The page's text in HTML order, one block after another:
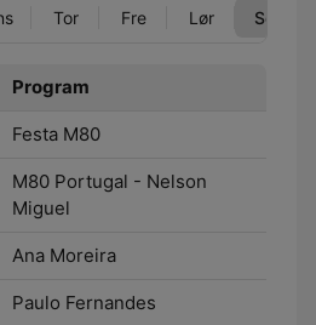
Tor Fre Lør Søn
Program
Festa M80
M80 Portugal - Nelson
Miguel
Ana Moreira
Paulo Fernandes